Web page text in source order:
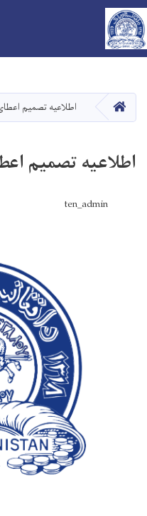
کور اطلاعیه تصمیم
اطلاعیه تصمیم
ten_admin